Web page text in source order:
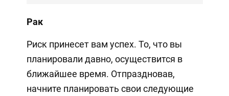
Рак
Риск принесет вам успех. То, что вы
планировали давно, осуществится в
ближайшее время. Отпраздновав,
начните планировать свои следующие